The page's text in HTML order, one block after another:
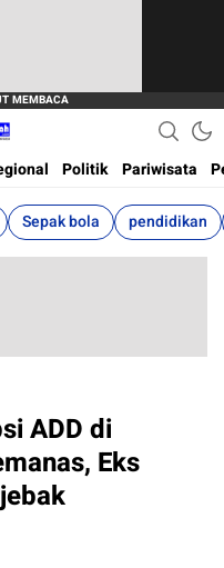
Dan Cepat
Politik Pariwisata
Sepak bola pendidikan
ADD di
Eks